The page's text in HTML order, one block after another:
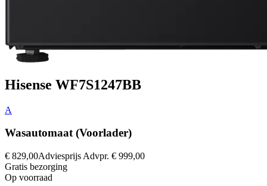
Hisense WF7S1247BB
A
Wasautomaat (Voorlader)
€ 829,00Adviesprijs Advpr. € 999,00
Gratis bezorging
Op voorraad